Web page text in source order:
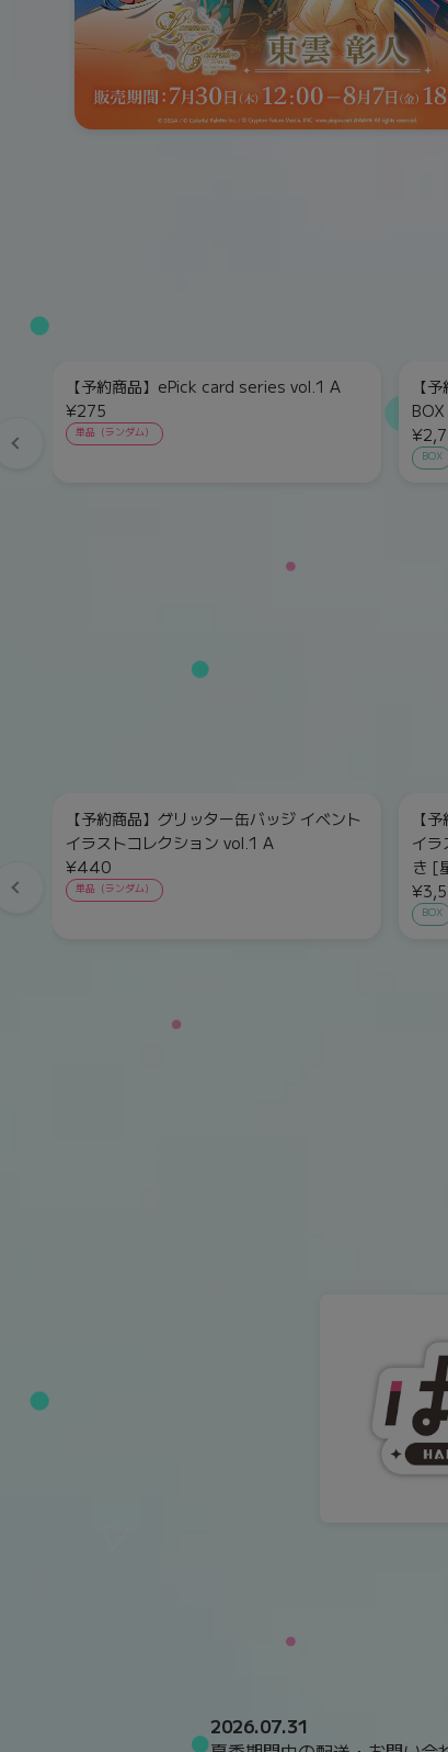
【予約商品】ePick card series vol.1 A
¥275
単品（ランダム）
【
BOX
【予約商品】グリッター缶バッジ イベント
イラストコレクション vol.1 A
¥440
単品（ランダム）
【
イラ
き [
BOX
2026.07.31